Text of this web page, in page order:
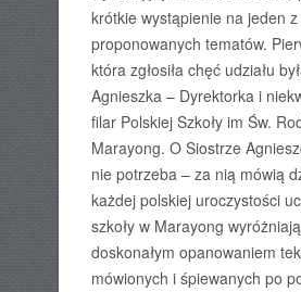
krótkie wystąpienie na jeden z
proponowanych tematów.
która zgłosiła chęć udziału
Agnieszka – Dyrektorka i
filar Polskiej Szkoły im Św.
Marayong. O Siostrze
nie potrzeba – za nią mówią
każdej polskiej uroczystości
szkoły w Marayong
doskonałym opanowaniem
mówionych i śpiewanych po